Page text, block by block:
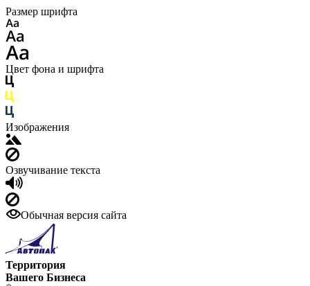
Размер шрифта
Цвет фона и шрифта
Изображения
Озвучивание текста
Обычная версия сайта
Территория
Вашего Бизнеса